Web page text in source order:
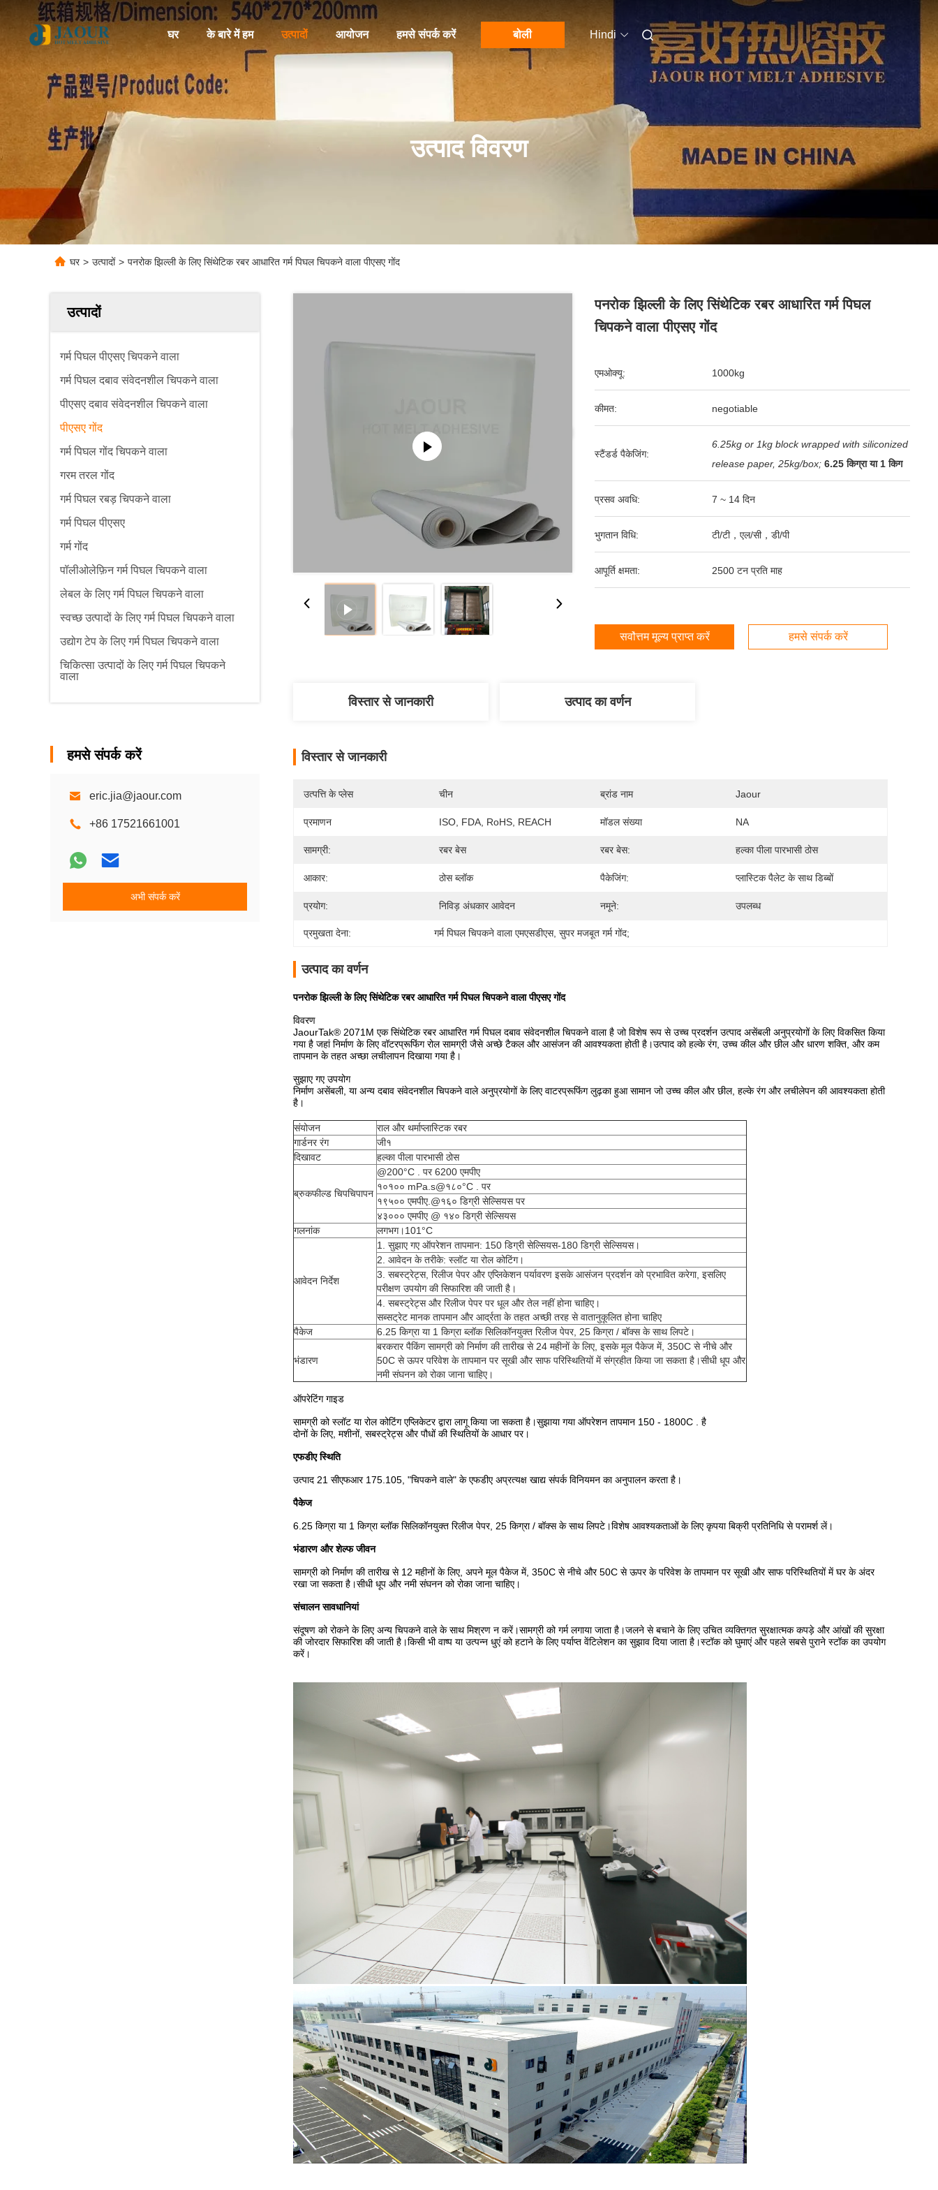
घर के बारे में हम उत्पादों आयोजन हमसे संपर्क करें बोली Hindi
उत्पाद विवरण
घर > उत्पादों > पनरोक झिल्ली के लिए सिंथेटिक रबर आधारित गर्म पिघल चिपकने वाला पीएसए गोंद
उत्पादों
गर्म पिघल पीएसए चिपकने वाला
गर्म पिघल दबाव संवेदनशील चिपकने वाला
पीएसए दबाव संवेदनशील चिपकने वाला
पीएसए गोंद
गर्म पिघल गोंद चिपकने वाला
गरम तरल गोंद
गर्म पिघल रबड़ चिपकने वाला
गर्म पिघल पीएसए
गर्म गोंद
पॉलीओलेफ़िन गर्म पिघल चिपकने वाला
लेबल के लिए गर्म पिघल चिपकने वाला
स्वच्छ उत्पादों के लिए गर्म पिघल चिपकने वाला
उद्योग टेप के लिए गर्म पिघल चिपकने वाला
चिकित्सा उत्पादों के लिए गर्म पिघल चिपकने
वाला
हमसे संपर्क करें
eric.jia@jaour.com
+86 17521661001
अभी संपर्क करें
पनरोक झिल्ली के लिए सिंथेटिक रबर आधारित गर्म पिघल
चिपकने वाला पीएसए गोंद
एमओक्यू: 1000kg
कीमत: negotiable
स्टैंडर्ड पैकेजिंग:
6.25kg or 1kg block wrapped with siliconized
release paper, 25kg/box; 6.25 किग्रा या 1 किग
प्रसव अवधि: 7 ~ 14 दिन
भुगतान विधि: टी/टी，एल/सी，डी/पी
आपूर्ति क्षमता: 2500 टन प्रति माह
सर्वोत्तम मूल्य प्राप्त करें हमसे संपर्क करें
विस्तार से जानकारी उत्पाद का वर्णन
विस्तार से जानकारी
उत्पत्ति के प्लेस चीन ब्रांड नाम Jaour
प्रमाणन ISO, FDA, RoHS, REACH मॉडल संख्या NA
सामग्री: रबर बेस रबर बेस: हल्का पीला पारभासी ठोस
आकार: ठोस ब्लॉक पैकेजिंग: प्लास्टिक पैलेट के साथ डिब्बों
प्रयोग: निविड़ अंधकार आवेदन नमूने: उपलब्ध
प्रमुखता देना: गर्म पिघल चिपकने वाला एमएसडीएस, सुपर मजबूत गर्म गोंद;
उत्पाद का वर्णन
पनरोक झिल्ली के लिए सिंथेटिक रबर आधारित गर्म पिघल चिपकने वाला पीएसए गोंद
विवरण
JaourTak® 2071M एक सिंथेटिक रबर आधारित गर्म पिघल दबाव संवेदनशील चिपकने वाला है जो विशेष रूप से उच्च प्रदर्शन उत्पाद असेंबली अनुप्रयोगों के लिए विकसित किया
गया है जहां निर्माण के लिए वॉटरप्रूफिंग रोल सामग्री जैसे अच्छे टैकल और आसंजन की आवश्यकता होती है।उत्पाद को हल्के रंग, उच्च कील और छील और धारण शक्ति, और कम
तापमान के तहत अच्छा लचीलापन दिखाया गया है।
सुझाए गए उपयोग
निर्माण असेंबली, या अन्य दबाव संवेदनशील चिपकने वाले अनुप्रयोगों के लिए वाटरप्रूफिंग लुढ़का हुआ सामान जो उच्च कील और छील, हल्के रंग और लचीलेपन की आवश्यकता होती
है।
संयोजन
राल और थर्माप्लास्टिक रबर
गार्डनर रंग
जी१
दिखावट
हल्का पीला पारभासी ठोस
ब्रुकफील्ड चिपचिपापन
@200°C . पर 6200 एमपीए
१०१०० mPa.s@१८०°C . पर
१९५०० एमपीए.@१६० डिग्री सेल्सियस पर
४३००० एमपीए @ १४० डिग्री सेल्सियस
गलनांक
लगभग।101°C
आवेदन निर्देश
1. सुझाए गए ऑपरेशन तापमान: 150 डिग्री सेल्सियस-180 डिग्री सेल्सियस।
2. आवेदन के तरीके: स्लॉट या रोल कोटिंग।
3. सबस्ट्रेट्स, रिलीज पेपर और एप्लिकेशन पर्यावरण इसके आसंजन प्रदर्शन को प्रभावित करेगा, इसलिए
परीक्षण उपयोग की सिफारिश की जाती है।
4. सबस्ट्रेट्स और रिलीज पेपर पर धूल और तेल नहीं होना चाहिए।
सब्सट्रेट मानक तापमान और आर्द्रता के तहत अच्छी तरह से वातानुकूलित होना चाहिए
पैकेज
6.25 किग्रा या 1 किग्रा ब्लॉक सिलिकॉनयुक्त रिलीज पेपर, 25 किग्रा / बॉक्स के साथ लिपटे।
भंडारण
बरकरार पैकिंग सामग्री को निर्माण की तारीख से 24 महीनों के लिए, इसके मूल पैकेज में, 350C से नीचे और
50C से ऊपर परिवेश के तापमान पर सूखी और साफ परिस्थितियों में संग्रहीत किया जा सकता है।सीधी धूप और
नमी संघनन को रोका जाना चाहिए।
ऑपरेटिंग गाइड
सामग्री को स्लॉट या रोल कोटिंग एप्लिकेटर द्वारा लागू किया जा सकता है।सुझाया गया ऑपरेशन तापमान 150 - 1800C . है
दोनों के लिए, मशीनों, सबस्ट्रेट्स और पौधों की स्थितियों के आधार पर।
एफडीए स्थिति
उत्पाद 21 सीएफआर 175.105, "चिपकने वाले" के एफडीए अप्रत्यक्ष खाद्य संपर्क विनियमन का अनुपालन करता है।
पैकेज
6.25 किग्रा या 1 किग्रा ब्लॉक सिलिकॉनयुक्त रिलीज पेपर, 25 किग्रा / बॉक्स के साथ लिपटे।विशेष आवश्यकताओं के लिए कृपया बिक्री प्रतिनिधि से परामर्श लें।
भंडारण और शेल्फ जीवन
सामग्री को निर्माण की तारीख से 12 महीनों के लिए, अपने मूल पैकेज में, 350C से नीचे और 50C से ऊपर के परिवेश के तापमान पर सूखी और साफ परिस्थितियों में घर के अंदर
रखा जा सकता है।सीधी धूप और नमी संघनन को रोका जाना चाहिए।
संचालन सावधानियां
संदूषण को रोकने के लिए अन्य चिपकने वाले के साथ मिश्रण न करें।सामग्री को गर्म लगाया जाता है।जलने से बचाने के लिए उचित व्यक्तिगत सुरक्षात्मक कपड़े और आंखों की सुरक्षा
की जोरदार सिफारिश की जाती है।किसी भी वाष्प या उत्पन्न धुएं को हटाने के लिए पर्याप्त वेंटिलेशन का सुझाव दिया जाता है।स्टॉक को घुमाएं और पहले सबसे पुराने स्टॉक का उपयोग
करें।